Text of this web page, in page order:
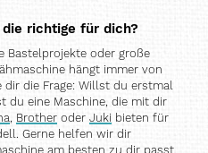
richtige für dich?
Bastelprojekte oder große
hängt immer von
die Frage: Willst du erstmal
du eine Maschine, die mit dir
, Brother oder Juki bieten für
Gerne helfen wir dir
am besten zu dir passt